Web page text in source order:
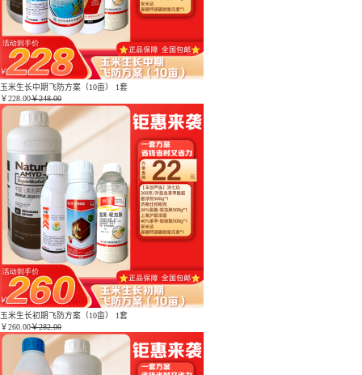
玉米生长中期飞防方案（10亩） 1套
￥228.00￥248.00
玉米生长初期飞防方案（10亩） 1套
￥260.00￥282.00